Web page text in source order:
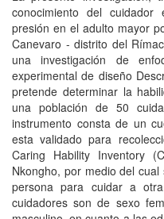
conocimiento del
presión en el adulto mayor
Canevaro - distrito del
una investigación de
experimental de diseño
pretende determinar la
una población de 50
instrumento consta de un
esta validado para
Caring Hability Inventory
Nkongho, por medio del
persona para cuidar a
cuidadores son de sexo